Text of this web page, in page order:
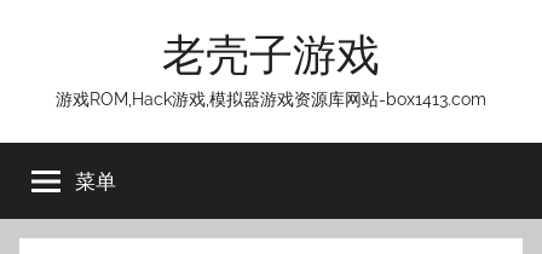
老壳子游戏
游戏ROM,Hack游戏,模拟器游戏资源库网站-box1413.com
菜单